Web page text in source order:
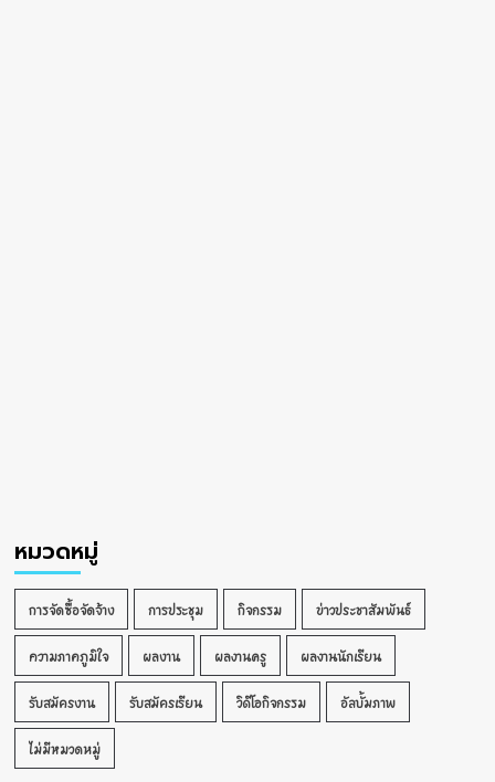
หมวดหมู่
การจัดซื้อจัดจ้าง การประชุม กิจกรรม ข่าวประชาสัมพันธ์
ความภาคภูมิใจ ผลงาน ผลงานครู ผลงานนักเรียน
รับสมัครงาน รับสมัครเรียน วิดีโอกิจกรรม อัลบั้มภาพ
ไม่มีหมวดหมู่